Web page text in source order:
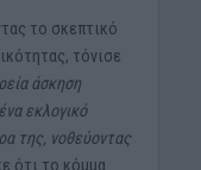
το σκεπτικό
τόνισε
άσκηση
εκλογικό
της, νοθεύοντας
ότι το κόμμα